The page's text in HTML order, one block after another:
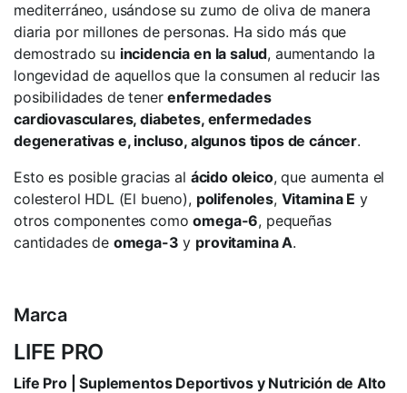
mediterráneo, usándose su zumo de oliva de manera
diaria por millones de personas. Ha sido más que
demostrado su incidencia en la salud, aumentando la
longevidad de aquellos que la consumen al reducir las
posibilidades de tenerenfermedades
cardiovasculares, diabetes, enfermedades
degenerativas e, incluso, algunos tipos de cáncer.
Esto es posible gracias al ácido oleico, que aumenta el
colesterol HDL (El bueno), polifenoles, Vitamina E y
otros componentes comoomega-6, pequeñas
cantidades de omega-3 y provitamina A.
Marca
LIFE PRO
Life Pro | Suplementos Deportivos y Nutrición de Alto